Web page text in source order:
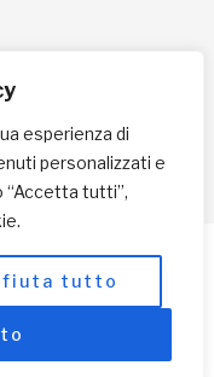
esperienza di
personalizzati e
“Accetta tutti”,
tutto